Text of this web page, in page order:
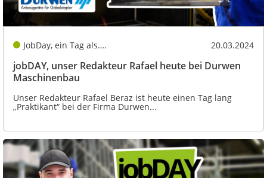
JobDay, ein Tag als…. 20.03.2024
jobDAY, unser Redakteur Rafael heute bei Durwen
Maschinenbau
Unser Redakteur Rafael Beraz ist heute einen Tag lang
„Praktikant“ bei der Firma Durwen...